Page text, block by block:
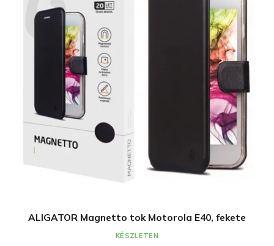
ALIGATOR Magnetto tok Motorola E40, fekete
KÉSZLETEN